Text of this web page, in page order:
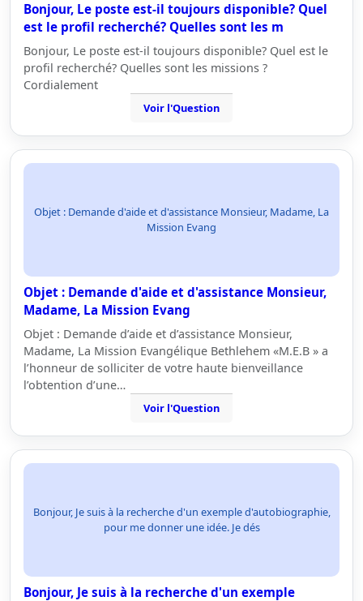
Bonjour, Le poste est-il toujours disponible? Quel
est le profil recherché? Quelles sont les m
Bonjour, Le poste est-il toujours disponible? Quel est le
profil recherché? Quelles sont les missions ?
Cordialement
Voir l'Question
Objet : Demande d'aide et d'assistance Monsieur, Madame, La
Mission Evang
Objet : Demande d'aide et d'assistance Monsieur,
Madame, La Mission Evang
Objet : Demande d’aide et d’assistance Monsieur,
Madame, La Mission Evangélique Bethlehem «M.E.B » a
l’honneur de solliciter de votre haute bienveillance
l’obtention d’une…
Voir l'Question
Bonjour, Je suis à la recherche d'un exemple d'autobiographie,
pour me donner une idée. Je dés
Bonjour, Je suis à la recherche d'un exemple